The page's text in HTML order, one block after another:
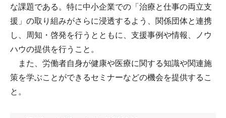
な課題である。特に中小企業での「治療と仕事の両立支
援」の取り組みがさらに浸透するよう、関係団体と連携
し、周知・啓発を行うとともに、支援事例や情報、ノウ
ハウの提供を行うこと。
また、労働者自身が健康や医療に関する知識や関連施
策を学ぶことができるセミナーなどの機会を提供するこ
と。